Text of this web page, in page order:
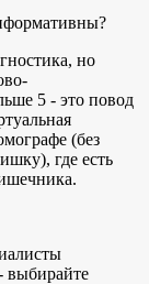
но
5 - это повод
(без
где есть
выбирайте